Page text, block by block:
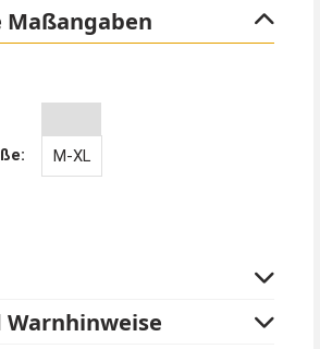
Bauch und den Armen luftdicht
Nur dann kann das Kostüm
die Beine angepasst. Schuhe bitte
das Gebläse einfach
M-XL
Warnhinweise